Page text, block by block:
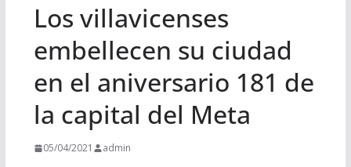
Los villavicenses
embellecen su ciudad
en el aniversario 181 de
la capital del Meta
05/04/2021 admin